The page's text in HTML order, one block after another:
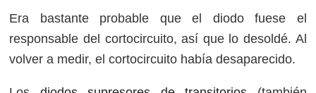
Era bastante probable que el diodo fuese el
responsable del cortocircuito, así que lo desoldé. Al
volver a medir, el cortocircuito había desaparecido.